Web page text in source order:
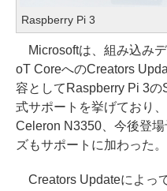
Raspberry Pi 3
Microsoftは、組み込みデ
oT CoreへのCreators
容としてRaspberry Pi 3の
式サポートを挙げており
Celeron N3350、今後登
ズもサポートに加わった。
Creators Updateによっ